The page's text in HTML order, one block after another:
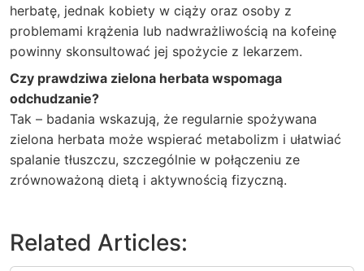
herbatę, jednak kobiety w ciąży oraz osoby z
problemami krążenia lub nadwrażliwością na kofeinę
powinny skonsultować jej spożycie z lekarzem.
Czy prawdziwa zielona herbata wspomaga
odchudzanie?
Tak – badania wskazują, że regularnie spożywana
zielona herbata może wspierać metabolizm i ułatwiać
spalanie tłuszczu, szczególnie w połączeniu ze
zrównoważoną dietą i aktywnością fizyczną.
Related Articles: